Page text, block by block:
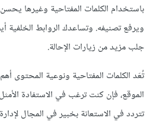
باستخدام الكلمات المفتاحية وغيرها
ويرفع تصنيفه. وتساعدك الروابط
جلب مزيد من زيارات الإحالة.
تُعَد الكلمات المفتاحية ونوعية المحتوى
تتردد في الاستعانة بخبير في المجال